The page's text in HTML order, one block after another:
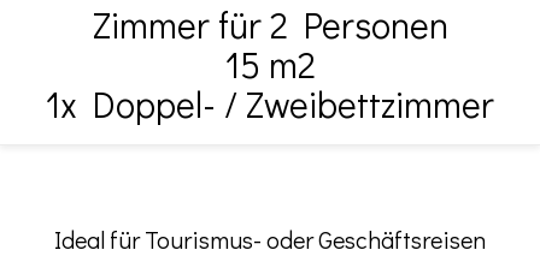
Zimmer für 2 Personen
15 m2
1x Doppel- / Zweibettzimmer
Ideal für Tourismus- oder Geschäftsreisen